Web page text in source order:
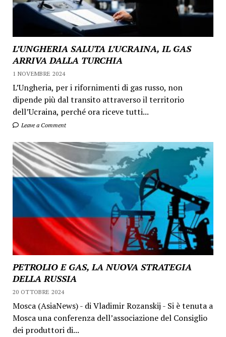
L’UNGHERIA SALUTA L’UCRAINA, IL GAS
ARRIVA DALLA TURCHIA
1 NOVEMBRE 2024
L’Ungheria, per i rifornimenti di gas russo, non
dipende più dal transito attraverso il territorio
dell’Ucraina, perché ora riceve tutti...
Leave a Comment
PETROLIO E GAS, LA NUOVA STRATEGIA
DELLA RUSSIA
20 OTTOBRE 2024
Mosca (AsiaNews) - di Vladimir Rozanskij - Si è tenuta a
Mosca una conferenza dell’associazione del Consiglio
dei produttori di...